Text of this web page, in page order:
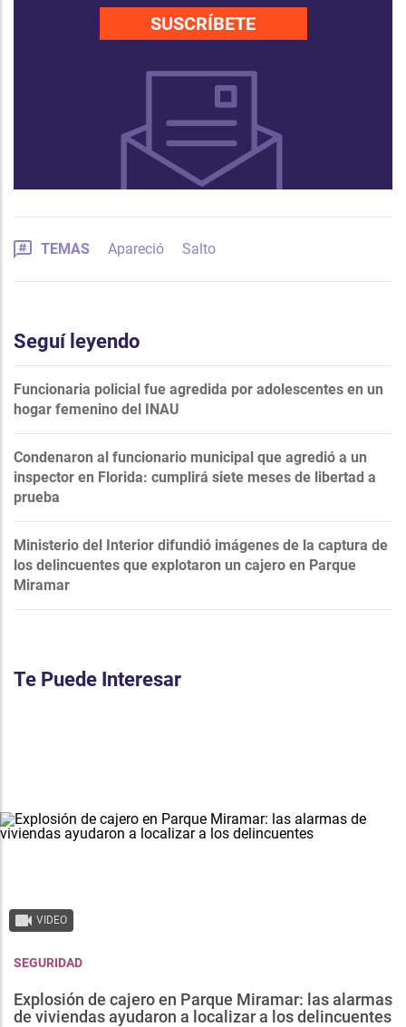
SUSCRÍBETE
TEMAS Apareció Salto
Seguí leyendo
Funcionaria policial fue agredida por adolescentes en un
hogar femenino del INAU
Condenaron al funcionario municipal que agredió a un
inspector en Florida: cumplirá siete meses de libertad a
prueba
Ministerio del Interior difundió imágenes de la captura de
los delincuentes que explotaron un cajero en Parque
Miramar
Te Puede Interesar
VIDEO
SEGURIDAD
Explosión de cajero en Parque Miramar: las alarmas
de viviendas ayudaron a localizar a los delincuentes